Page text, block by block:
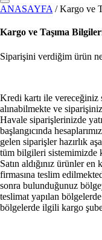
Erkek
Çocuk Giyim
Bavul & Valiz
Kozmetik
Kişisel Bakım
Sağlık
ANASAYFA /Kargo ve
Kargo ve Taşıma
Siparişini verdiğim ürün
Kredi kartı ile vereceğiniz
alınabilmekte ve
Havale siparişlerinizde
başlangıcında
gelen siparişler hazırlık
tüm bilgileri sistemimizde
Satın aldığınız ürünler
firmasına teslim
sonra bulunduğunuz
teslimat yapılan
bölgelerde ilgili kargo